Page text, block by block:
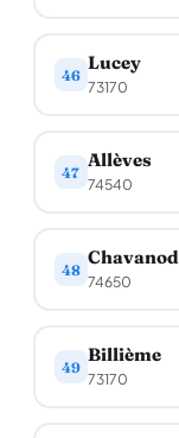
46
Lucey
73170
47
Allèves
74540
48
Chavanod
74650
49
Billième
73170